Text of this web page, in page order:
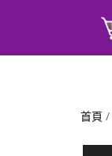
首頁 /